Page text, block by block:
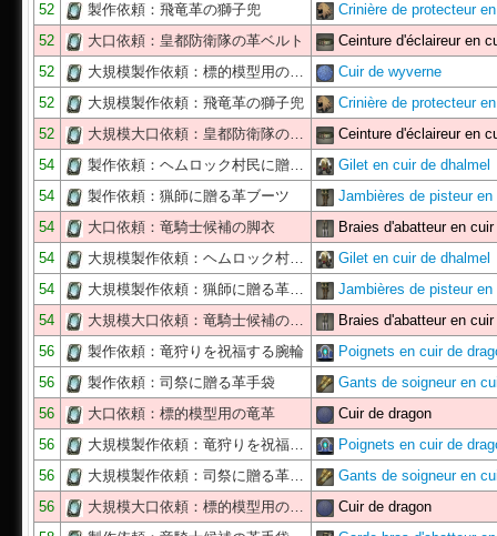
52
製作依頼：飛竜革の獅子兜
Crinière de protecteur
52
大口依頼：皇都防衛隊の革ベルト
Ceinture d'éclaireur en
52
大規模製作依頼：標的模型用の…
Cuir de wyverne
52
大規模製作依頼：飛竜革の獅子兜
Crinière de protecteur
52
大規模大口依頼：皇都防衛隊の…
Ceinture d'éclaireur en
54
製作依頼：ヘムロック村民に贈…
Gilet en cuir de dhalmel
54
製作依頼：猟師に贈る革ブーツ
Jambières de pisteur
54
大口依頼：竜騎士候補の脚衣
Braies d'abatteur en
54
大規模製作依頼：ヘムロック村…
Gilet en cuir de dhalmel
54
大規模製作依頼：猟師に贈る革…
Jambières de pisteur
54
大規模大口依頼：竜騎士候補の…
Braies d'abatteur en
56
製作依頼：竜狩りを祝福する腕輪
Poignets en cuir de
56
製作依頼：司祭に贈る革手袋
Gants de soigneur en
56
大口依頼：標的模型用の竜革
Cuir de dragon
56
大規模製作依頼：竜狩りを祝福…
Poignets en cuir de
56
大規模製作依頼：司祭に贈る革…
Gants de soigneur en
56
大規模大口依頼：標的模型用の…
Cuir de dragon